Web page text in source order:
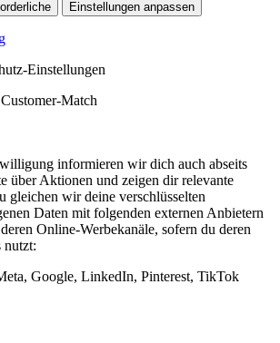
Einstellungen anpassen
Einstellungen
Match
informieren wir dich auch abseits
über Aktionen und zeigen dir relevante
gleichen wir deine verschlüsselten
Daten mit folgenden externen Anbietern
Online-Werbekanäle, sofern du deren
nutzt:
Google, LinkedIn, Pinterest, TikTok